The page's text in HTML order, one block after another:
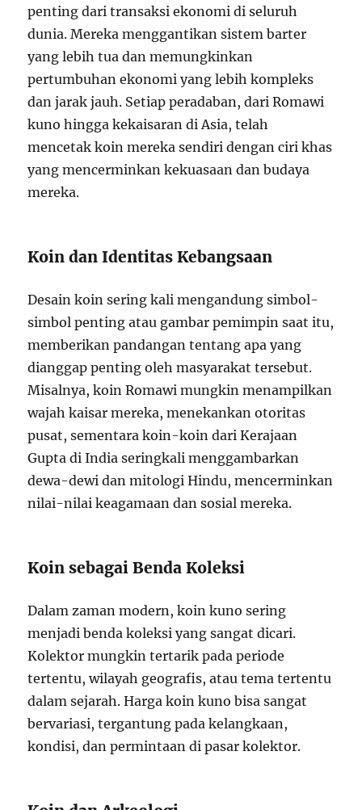
penting dari transaksi ekonomi di seluruh
dunia. Mereka menggantikan sistem barter
yang lebih tua dan memungkinkan
pertumbuhan ekonomi yang lebih kompleks
dan jarak jauh. Setiap peradaban, dari Romawi
kuno hingga kekaisaran di Asia, telah
mencetak koin mereka sendiri dengan ciri khas
yang mencerminkan kekuasaan dan budaya
mereka.
Koin dan Identitas Kebangsaan
Desain koin sering kali mengandung simbol-
simbol penting atau gambar pemimpin saat itu,
memberikan pandangan tentang apa yang
dianggap penting oleh masyarakat tersebut.
Misalnya, koin Romawi mungkin menampilkan
wajah kaisar mereka, menekankan otoritas
pusat, sementara koin-koin dari Kerajaan
Gupta di India seringkali menggambarkan
dewa-dewi dan mitologi Hindu, mencerminkan
nilai-nilai keagamaan dan sosial mereka.
Koin sebagai Benda Koleksi
Dalam zaman modern, koin kuno sering
menjadi benda koleksi yang sangat dicari.
Kolektor mungkin tertarik pada periode
tertentu, wilayah geografis, atau tema tertentu
dalam sejarah. Harga koin kuno bisa sangat
bervariasi, tergantung pada kelangkaan,
kondisi, dan permintaan di pasar kolektor.